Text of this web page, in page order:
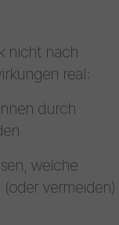
nicht nach
real:
durch
welche
vermeiden)